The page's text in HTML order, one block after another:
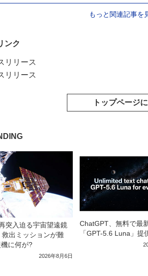
もっと関連記事を
ンク
リリース
リリース
トップページ
突入迫る宇宙望遠鏡
救出ミッションが難
に何が?
2026年8月6日
ChatGPT、無料で最
「GPT-5.6 Luna」提